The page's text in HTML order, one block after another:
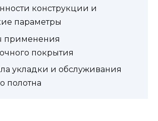
конструкции и
параметры
применения
покрытия
укладки и обслуживания
полотна